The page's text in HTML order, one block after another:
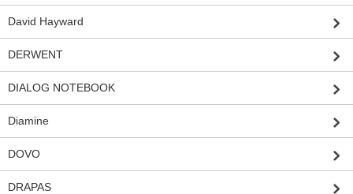
David Hayward
DERWENT
DIALOG NOTEBOOK
Diamine
DOVO
DRAPAS